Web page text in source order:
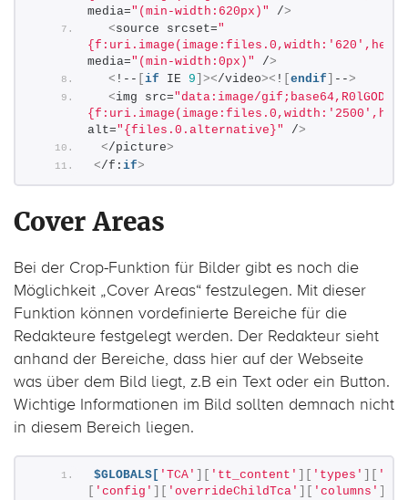
media="(min-width:620px)" />
<source srcset="
media="(min-width:0px)" />
< !-- if IE 9 ]></video>< ! endif -->
<img src="data:image/
alt="{files.0.alternative}" />
</picture>
</f: if>
Cover Areas
Bei der Crop-Funktion für Bilder gibt es noch die
Möglichkeit „Cover Areas“ festzulegen. Mit dieser
Funktion können vordefinierte Bereiche für die
Redakteure festgelegt werden. Der Redakteur sieht
anhand der Bereiche, dass hier auf der Webseite
was über dem Bild liegt, z.B ein Text oder ein Button.
Wichtige Informationen im Bild sollten demnach nicht
in diesem Bereich liegen.
$GLOBALS[ 'TCA' 'tt_content' 'types'
'config' 'overrideChildTca' 'columns'